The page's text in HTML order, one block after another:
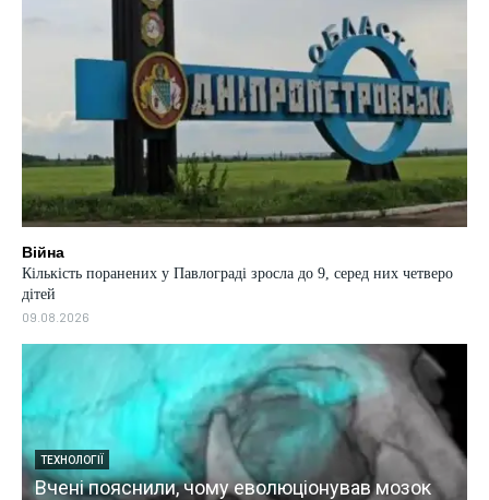
Війна
Кількість поранених у Павлограді зросла до 9, серед них четверо
дітей
09.08.2026
еволюціонував мозок
Держдеп повідомив